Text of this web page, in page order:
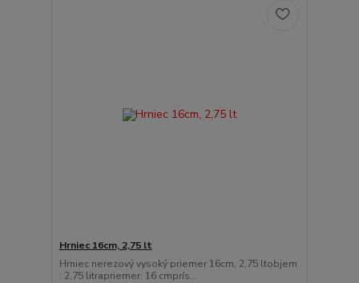
Hrniec 16cm, 2,75 lt
Hrniec nerezový vysoký priemer 16cm, 2,75 ltobjem
: 2,75 litrapriemer: 16 cmprís...